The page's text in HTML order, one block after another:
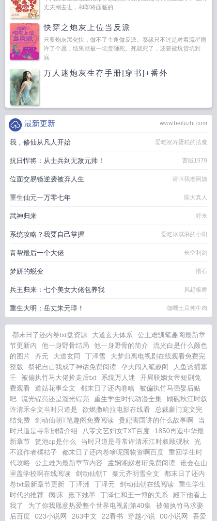
丈夫刚去世，和即将面临的...
快穿之炮灰上位当反派
只要炮灰黑化快，做不了主角做反派。秦缘只不过是对着流星雨
许了个愿，结果就被一坑货砸死。死就死了，还要被坑货坑到
底...
万人迷炮灰生存手册[穿书]+番外
...
www.beifuzhi.com
最新更新
我，修仙从凡人开始 爱吃祝寿蛋糕的法魔
抗日悍将：从士兵到无敌元帅！ 曹贼1979
位面交易镜逆袭被弃人生 请叫我老阿姨
重生仙元一万零七年 陈大真人
武神归来 虾米
系统攻略？我要自己掌握 爱吃冰淇淋的小阳
青帮最后一个大佬 长空利剑
梦妍的蜕变 懵石
兵王归来：七个美女大佬包养我 风起板桥
重生大明：岳丈朱元璋！ 咖喱土豆炖牛肉
都末日了还内卷txt盘资源 大道玄天体系
公主难驯笔趣阁最新章
节更新内
他一身野骨结局 他一身野骨的简介
流光白是什么颜色
的图片
齐元 大道玄同 丁泽雪
大梦归离电视剧在线观看免费完
整版
祭祀自己我成了神话免费阅读 孕夫闯入笔趣阁
人鱼诱捕塞
壬
被偏执竹马大佬捡走后txt 系统万人迷
开局联姻女帝短剧免
费观看
道姑花事全文 都末日了还内卷啥
被偏执竹马强娶后贴
吧
流光锃亮还是溜光锃亮 重生学生时代动漫全集
顾砚秋江时叙
许清禾全文当时只道是
欲燃撒哈拉电影在线看
总裁豪门宠文完
结免费
剑动仙朝T笔趣阁免费阅读 贵妃害国讲的什么故事啊
当
时只道是寻常剧情介绍
八零文艺妇女TXT百度
1850再造中华最
新章节
贺池cp是什么 当时只道是寻常许清禾江时叙顾砚秋
光
不渡作者橘桔子
都末日了还内卷啥呢囤物资啊百度
重回学生时
代攻略
公主难为最新章节内容 孟娴湘赵君珩免费阅读
谁会在山
里盖学校啊在线阅读
剑动仙朝T 秦元齐明雪全文
都末日了还内
卷txt最新章节更新
丁泽洲 丁泽元 剑动仙朝在线阅读
重生学生
时代的推荐
病l床 殿下她墨 丁泽仁和王一博的关系
殿下他看上
我了
为了你我愿意热爱整个世界电视剧第40集
被偏执竹马求娶
后百度
023小说网 263中文 22看书 穿越小说 00小说网
吾爱